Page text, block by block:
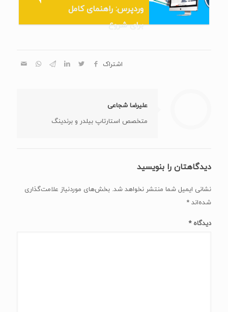
وردپرس: راهنمای کامل
برای شروع
اشتراک
علیرضا شجاعی
متخصص استارتاپ بیلدر و برندینگ
دیدگاهتان را بنویسید
نشانی ایمیل شما منتشر نخواهد شد. بخش‌های موردنیاز علامت‌گذاری
شده‌اند *
دیدگاه*